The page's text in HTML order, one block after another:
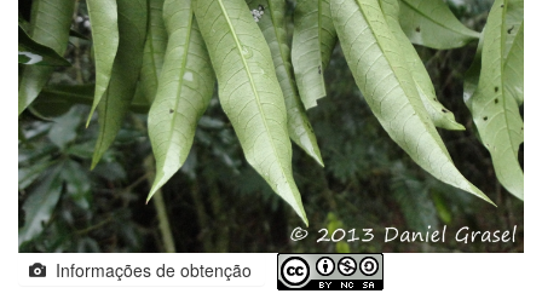
Informações de obtenção